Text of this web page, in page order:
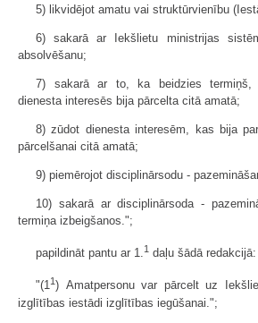
5) likvidējot amatu vai struktūrvienību
6) sakarā ar Iekšlietu ministrijas
absolvēšanu;
7) sakarā ar to, ka beidzies termiņš,
dienesta interesēs bija pārcelta citā amatā;
8) zūdot dienesta interesēm, kas bija
pārcelšanai citā amatā;
9) piemērojot disciplinārsodu -
10) sakarā ar disciplinārsoda -
termiņa izbeigšanos.";
papildināt pantu ar 1.1 daļu šādā redakcijā:
"(11 ) Amatpersonu var pārcelt uz
izglītības iestādi izglītības iegūšanai.";